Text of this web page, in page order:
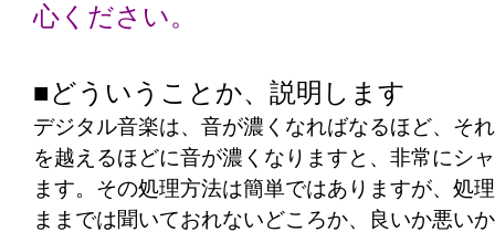
心ください。
■どういうことか、説明します
デジタル音楽は、音が濃くなればなるほど、そ
を越えるほどに音が濃くなりますと、非常にシ
ます。その処理方法は簡単ではありますが、処
ままでは聞いておれないどころか、良いか悪い